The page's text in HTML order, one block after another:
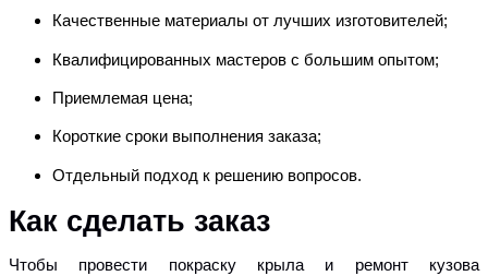
Качественные материалы от лучших изготовителей;
Квалифицированных мастеров с большим опытом;
Приемлемая цена;
Короткие сроки выполнения заказа;
Отдельный подход к решению вопросов.
Как сделать заказ
Чтобы провести покраску крыла и ремонт кузова